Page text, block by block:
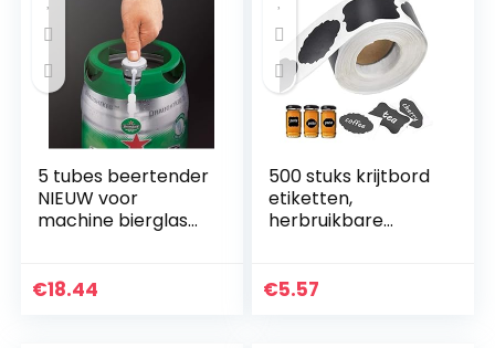
5 tubes beertender
NIEUW voor
machine bierglas
€18.44
500 stuks krijtbord
etiketten,
herbruikbare
stickers,
€5.57